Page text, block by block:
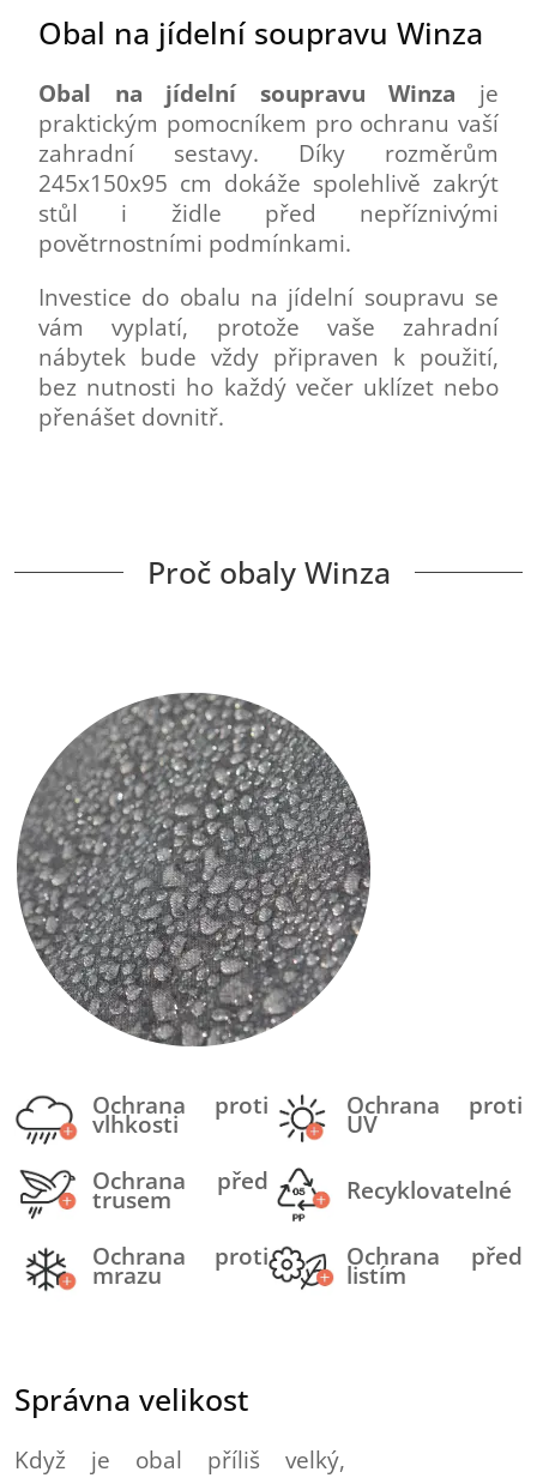
Obal na jídelní soupravu Winza
Obal na jídelní soupravu Winza je
praktickým pomocníkem pro ochranu vaší
zahradní sestavy. Díky rozměrům
245x150x95 cm dokáže spolehlivě zakrýt
stůl i židle před nepříznivými
povětrnostními podmínkami.
Investice do obalu na jídelní soupravu se
vám vyplatí, protože vaše zahradní
nábytek bude vždy připraven k použití,
bez nutnosti ho každý večer uklízet nebo
přenášet dovnitř.
Proč obaly Winza
Ochrana proti
vlhkosti
Ochrana proti
UV
Ochrana před
trusem Recyklovatelné
Ochrana proti
mrazu
Ochrana před
listím
Správna velikost
Když je obal příliš velký,